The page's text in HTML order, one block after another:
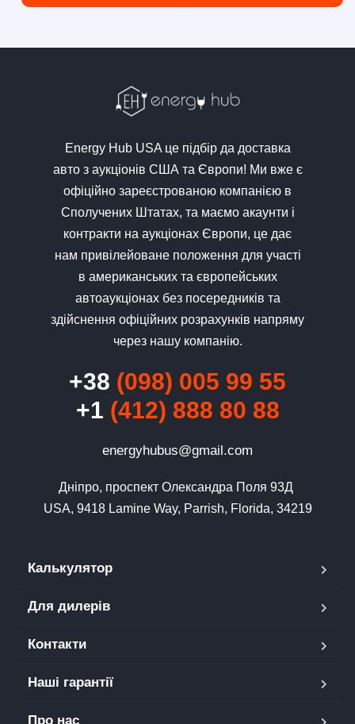
Energy Hub USA це підбір да доставка
авто з аукціонів США та Європи! Ми вже є
офіційно зареєстрованою компанією в
Сполучених Штатах, та маємо акаунти і
контракти на аукціонах Європи, це дає
нам привілейоване положення для участі
в американських та європейських
автоаукціонах без посередників та
здійснення офіційних розрахунків напряму
через нашу компанію.
+38 (098) 005 99 55
+1 (412) 888 80 88
​​energyhubus@gmail.com
Дніпро, проспект Олександра Поля 93Д
USA, 9418 Lamine Way, Parrish, Florida, 34219
Калькулятор
Для дилерів
Контакти
Наші гарантії
Про нас